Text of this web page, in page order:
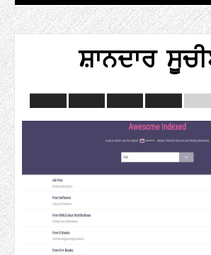
ਸ਼ਾਨਦਾਰ